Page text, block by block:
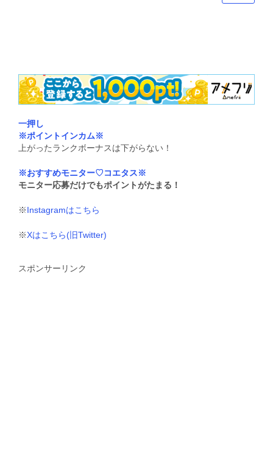
一押し
※ポイントインカム※
上がったランクボーナスは下がらない！
※おすすめモニター♡コエタス※
モニター応募だけでもポイントがたまる！
※Instagramはこちら
※Xはこちら(旧Twitter)
スポンサーリンク